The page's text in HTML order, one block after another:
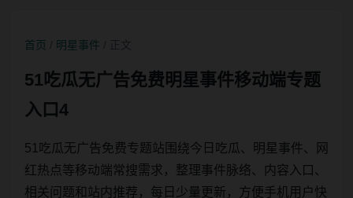
首页 明星事件
51吃瓜无广告免费明星事件移动端专题
入口4
51吃瓜无广告免费专题站围绕今日吃瓜、明星事件、网
红热点等移动端常搜需求，整理事件脉络、内容入口、
相关问题和站内推荐，每日少量更新，方便手机用户快